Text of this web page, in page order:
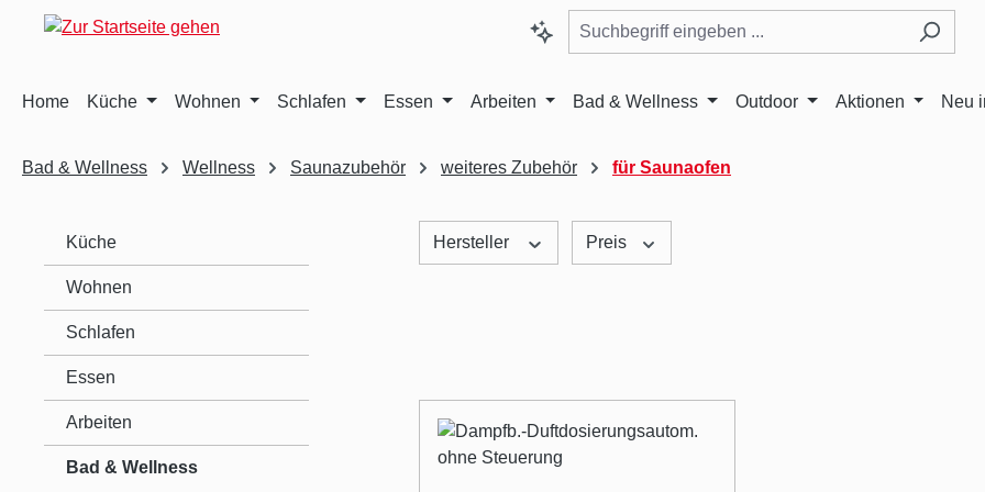
Hauptinhalt springen
Zur Suche springen
Zur Hauptnavigation springen
Home Küche Wohnen Schlafen Essen Arbeiten Bad & Wellness Outdoor Aktionen Neu
Bad & Wellness Wellness Saunazubehör weiteres Zubehör für Saunaofen
Küche
Wohnen
Schlafen
Essen
Arbeiten
Bad & Wellness
Hersteller Preis